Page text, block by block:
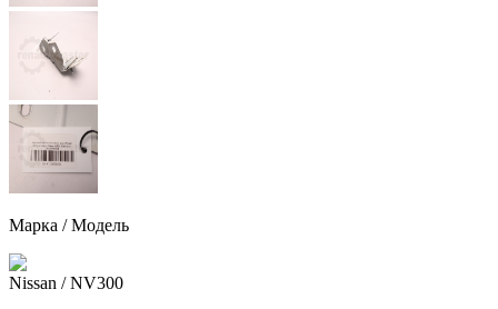
Марка / Модель
Nissan / NV300